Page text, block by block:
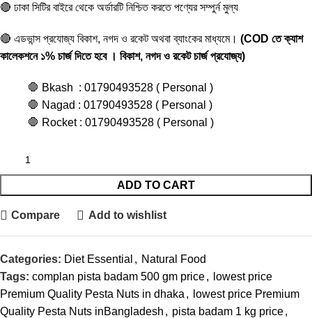
🔴 ঢাকা সিটির বাইরে থেকে অর্ডারটি নিশ্চিত করতে পণ্যের সম্পুর্ন মুল্য
🔴 এডভান্স প্রযোজ্য বিকাশ, নগদ ও রকেট অথবা ব্যাংকের মাধ্যমে। (COD তে ক্যাশ
কালেকশনে ১% চার্জ দিতে হবে । বিকাশ, নগদ ও রকেট চার্জ প্রযোজ্য)
🛑 Bkash : 01790493528 ( Personal )
🛑 Nagad : 01790493528 ( Personal )
🛑 Rocket : 01790493528 ( Personal )
ADD TO CART
Compare Add to wishlist
Categories: Diet Essential , Natural Food
Tags: complan pista badam 500 gm price,
lowest price
Premium Quality Pesta Nuts in dhaka ,
lowest price Premium
Quality Pesta Nuts inBangladesh , pista badam 1 kg price,